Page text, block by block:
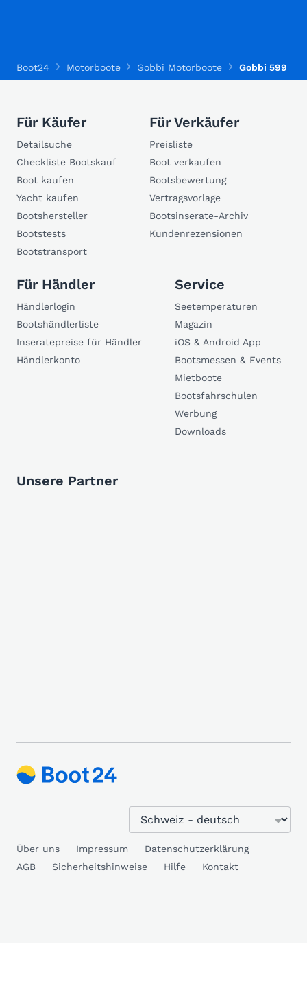
Boot24 Motorboote Gobbi Motorboote Gobbi 599
Für Käufer
Detailsuche
Checkliste Bootskauf
Boot kaufen
Yacht kaufen
Bootshersteller
Bootstests
Bootstransport
Für Verkäufer
Preisliste
Boot verkaufen
Bootsbewertung
Vertragsvorlage
Bootsinserate-Archiv
Kundenrezensionen
Für Händler
Händlerlogin
Bootshändlerliste
Inseratepreise für Händler
Händlerkonto
Service
Seetemperaturen
Magazin
iOS & Android App
Bootsmessen & Events
Mietboote
Bootsfahrschulen
Werbung
Downloads
Unsere Partner
Über uns Impressum
Datenschutzerklärung
AGB
Sicherheitshinweise Hilfe Kontakt